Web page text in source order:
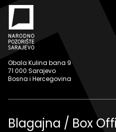
Obala Kulina bana 9
71 000 Sarajevo
Bosna i Hercegovina
Blagajna / Box